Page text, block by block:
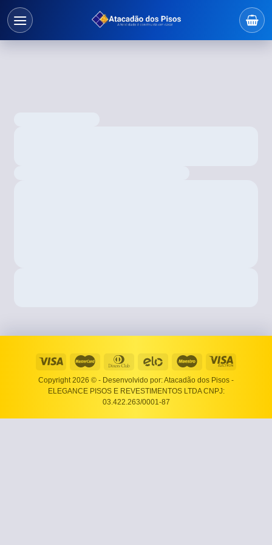
Copyright 2026 © - Desenvolvido por: Atacadão dos Pisos -
ELEGANCE PISOS E REVESTIMENTOS LTDA CNPJ:
03.422.263/0001-87